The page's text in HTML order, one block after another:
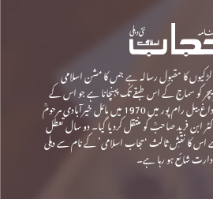
لڑکیوں کا مقبول رسالہ ہے جس کا مشن اسلامی
کو سماج کے اس طبقے تک پہنچانا ہے جو اس کے
نصف کی نمائندہ ہے۔ حجاب کی داغ بیل رام پور میں 1970 میں مائل خیرآبادی مرحومؒ
جسے 1996 میں ڈاکٹر ابن فرید صاحبؒ کو منتقل کردیا گیا۔ دو سال تعطل
کے بعد نومبر 2003 سے اس کا نقشِ ثالث ‘حجاب اسلامی’ کے نام سے دہلی
شائع ہو رہا ہے۔